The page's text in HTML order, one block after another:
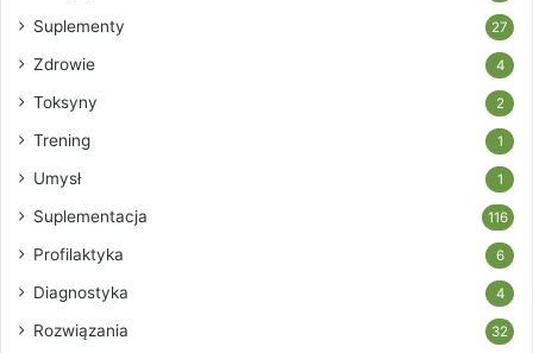
Suplementy 27
Zdrowie 4
Toksyny 2
Trening 1
Umysł 1
Suplementacja 116
Profilaktyka 6
Diagnostyka 4
Rozwiązania 32